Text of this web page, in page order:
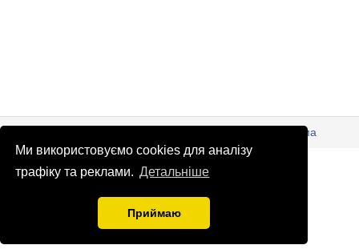
Ми використовуємо cookies для аналізу
трафіку та реклами. Детальніше
Приймаю
© Патріоти України 2026 Правова інформація
Реклама
info@patrioty.org.ua